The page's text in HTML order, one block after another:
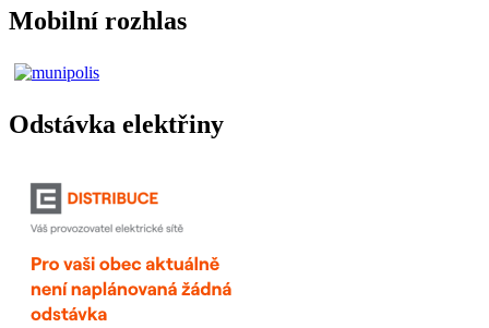
Mobilní rozhlas
Odstávka elektřiny